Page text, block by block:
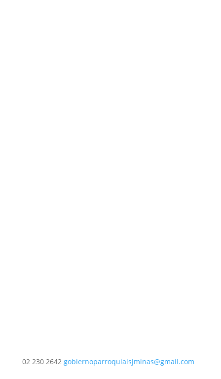
02 230 2642 gobiernoparroquialsjminas@gmail.com